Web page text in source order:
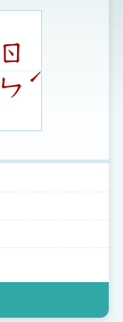
示
ㄖ
ㄣˊ